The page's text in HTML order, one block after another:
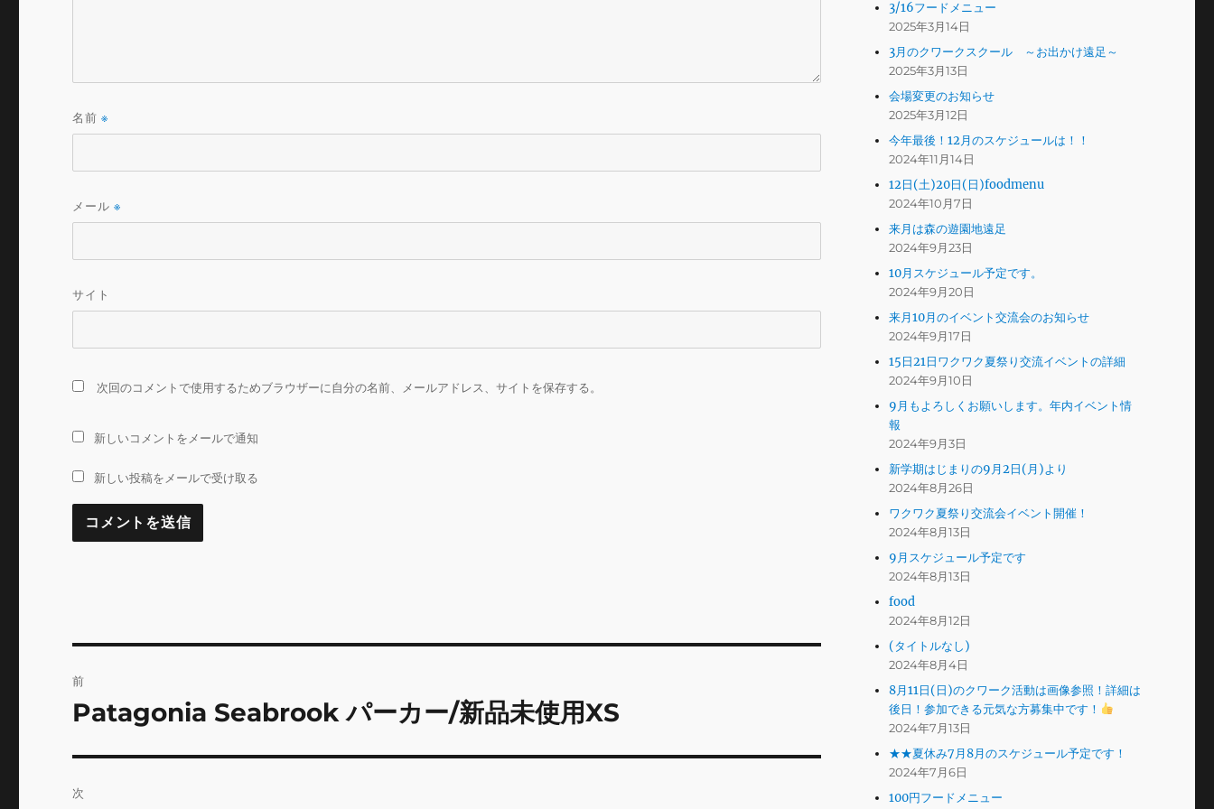
名前※
メール※
サイト
次回のコメントで使用するためブラウザーに自分の名前、メールアドレス、サイトを保存する。
新しいコメントをメールで通知
新しい投稿をメールで受け取る
稿
前
前
投
稿:
Patagonia Seabrook パーカー/新品未使用XS
次
3/16フードメニュー
2025年3月14日
3月のクワークスクール ～お出かけ遠足～
2025年3月13日
会場変更のお知らせ
2025年3月12日
今年最後！12月のスケジュールは！！
2024年11月14日
12日(土)20日(日)foodmenu
2024年10月7日
来月は森の遊園地遠足
2024年9月23日
10月スケジュール予定です。
2024年9月20日
来月10月のイベント交流会のお知らせ
2024年9月17日
15日21日ワクワク夏祭り交流イベントの詳細
2024年9月10日
9月もよろしくお願いします。年内イベント情
報
2024年9月3日
新学期はじまりの9月2日(月)より
2024年8月26日
ワクワク夏祭り交流会イベント開催！
2024年8月13日
9月スケジュール予定です
2024年8月13日
food
2024年8月12日
(タイトルなし)
2024年8月4日
8月11日(日)のクワーク活動は画像参照！詳細は
後日！参加できる元気な方募集中です！
2024年7月13日
★★夏休み7月8月のスケジュール予定です！
2024年7月6日
100円フードメニュー